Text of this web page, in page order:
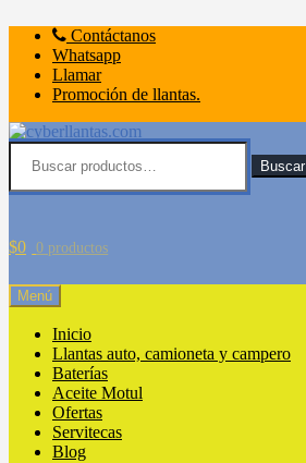
navegación
contenido
Contáctanos
Whatsapp
Llamar
Promoción de llantas.
Buscar
Buscar
$0 0 productos
Menú
Inicio
Llantas auto, camioneta y campero
Baterías
Aceite Motul
Ofertas
Servitecas
Blog